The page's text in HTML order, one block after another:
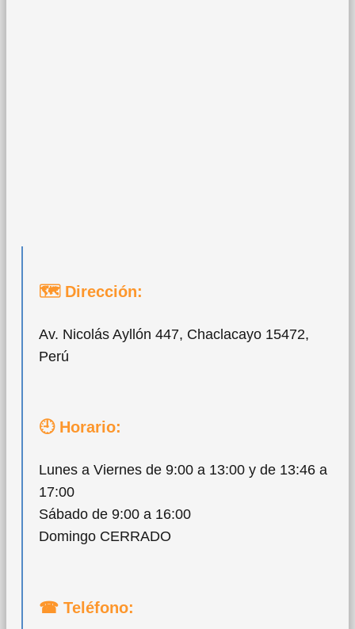
🗺 Dirección:
Av. Nicolás Ayllón 447, Chaclacayo 15472,
Perú
🕘 Horario:
Lunes a Viernes de 9:00 a 13:00 y de 13:46 a
17:00
Sábado de 9:00 a 16:00
Domingo CERRADO
☎ Teléfono: